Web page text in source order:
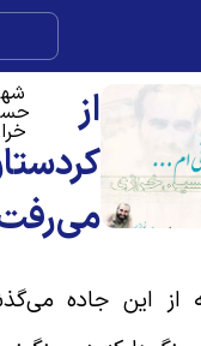
از
می‌رفت
این جاده